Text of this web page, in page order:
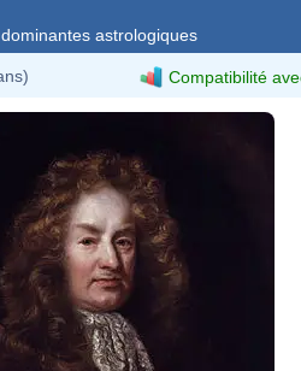
astrologiques
Compatibilité
John Riley